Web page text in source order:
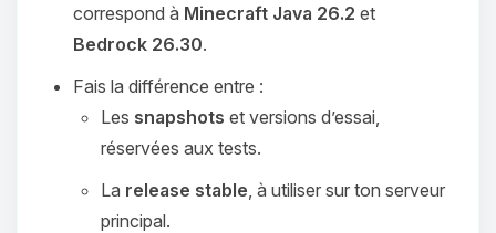
correspond à Minecraft Java 26.2 et
Bedrock 26.30.
Fais la différence entre :
Les snapshots et versions d’essai,
réservées aux tests.
La release stable , à utiliser sur ton serveur
principal.